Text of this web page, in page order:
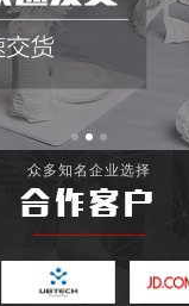
众多知名企业选择
合作客户